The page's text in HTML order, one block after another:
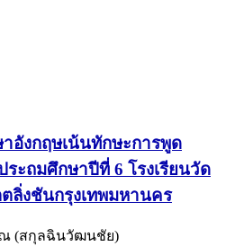
อังกฤษเน้นทักษะการพูด
ะถมศึกษาปีที่ 6 โรงเรียนวัด
ลิ่งชันกรุงเทพมหานคร
(สกุลฉินวัฒนชัย)